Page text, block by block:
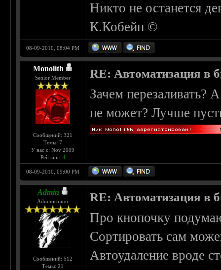
Никто не останется
К.Кобейн ©
08-09-2010, 08:04 PM
Monolith
Senior Member
Сообщений: 321
Темы: 7
У нас с: Nov 2009
Рейтинг: 4
RE: Автоматизация в
Зачем перезаливать?
не может? Лучше
08-09-2010, 09:00 PM
Admin
Administrator
Сообщений: 512
Темы: 21
RE: Автоматизация в
Про кнопочку
Сортировать сам
Автоудаление вроде